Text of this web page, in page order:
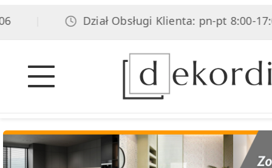
Dział Obsługi Klienta: pn-pt 8:00-